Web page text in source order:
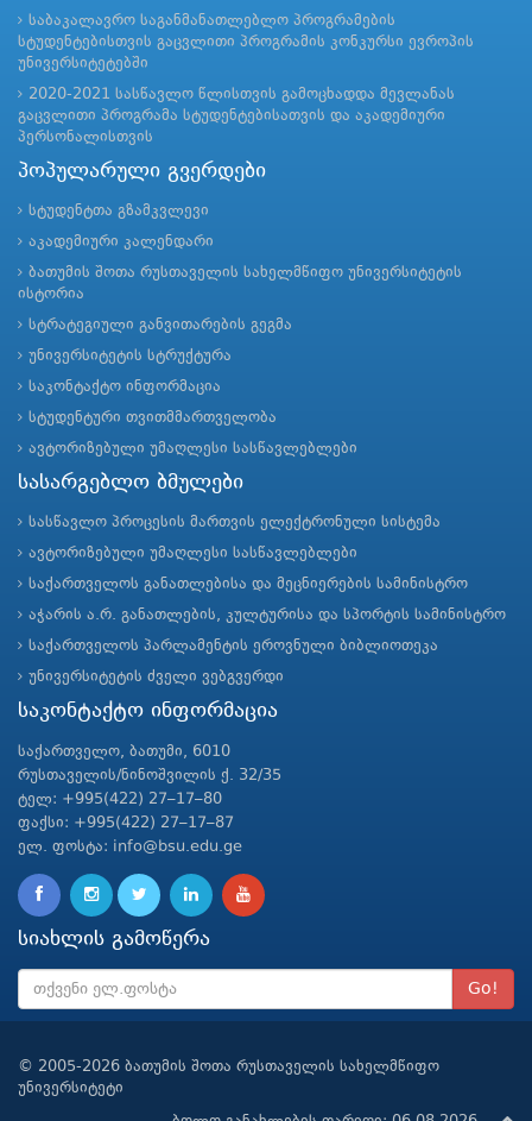
საბაკალავრო საგანმანათლებლო პროგრამების
სტუდენტებისთვის გაცვლითი პროგრამის კონკურსი ევროპის
უნივერსიტეტებში
2020-2021 სასწავლო წლისთვის გამოცხადდა მევლანას
გაცვლითი პროგრამა სტუდენტებისათვის და აკადემიური
პერსონალისთვის
პოპულარული გვერდები
სტუდენტთა გზამკვლევი
აკადემიური კალენდარი
ბათუმის შოთა რუსთაველის სახელმწიფო უნივერსიტეტის
ისტორია
სტრატეგიული განვითარების გეგმა
უნივერსიტეტის სტრუქტურა
საკონტაქტო ინფორმაცია
სტუდენტური თვითმმართველობა
ავტორიზებული უმაღლესი სასწავლებლები
სასარგებლო ბმულები
სასწავლო პროცესის მართვის ელექტრონული სისტემა
ავტორიზებული უმაღლესი სასწავლებლები
საქართველოს განათლებისა და მეცნიერების სამინისტრო
აჭარის ა.რ. განათლების, კულტურისა და სპორტის სამინისტრო
საქართველოს პარლამენტის ეროვნული ბიბლიოთეკა
უნივერსიტეტის ძველი ვებგვერდი
საკონტაქტო ინფორმაცია
საქართველო, ბათუმი, 6010
რუსთაველის/ნინოშვილის ქ. 32/35
ტელ: +995(422) 27–17–80
ფაქსი: +995(422) 27–17–87
ელ. ფოსტა: info@bsu.edu.ge
სიახლის გამოწერა
Go!
© 2005-2026 ბათუმის შოთა რუსთაველის სახელმწიფო
უნივერსიტეტი